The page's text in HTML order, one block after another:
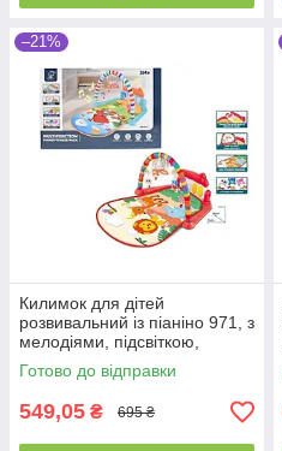
–21%
Килимок для дітей
розвивальний із піаніно 971, з
мелодіями, підсвіткою,
брязкальцями
Готово до відправки
549,05 ₴ 695 ₴